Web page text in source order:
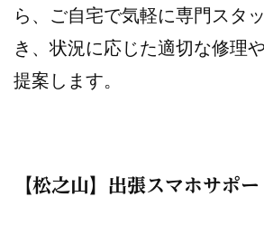
ら、ご自宅で気軽に専門スタ
き、状況に応じた適切な修理
提案します。
【松之山】出張スマホサポ